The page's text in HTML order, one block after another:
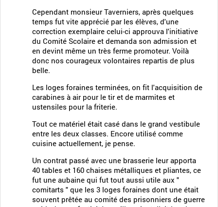
Cependant monsieur Taverniers, après quelques
temps fut vite apprécié par les élèves, d'une
correction exemplaire celui-ci approuva l'initiative
du Comité Scolaire et demanda son admission et
en devint même un très ferme promoteur. Voilà
donc nos courageux volontaires repartis de plus
belle.
Les loges foraines terminées, on fit l'acquisition de
carabines à air pour le tir et de marmites et
ustensiles pour la friterie.
Tout ce matériel était casé dans le grand vestibule
entre les deux classes. Encore utilisé comme
cuisine actuellement, je pense.
Un contrat passé avec une brasserie leur apporta
40 tables et 160 chaises métalliques et pliantes, ce
fut une aubaine qui fut tout aussi utile aux "
comitarts " que les 3 loges foraines dont une était
souvent prêtée au comité des prisonniers de guerre